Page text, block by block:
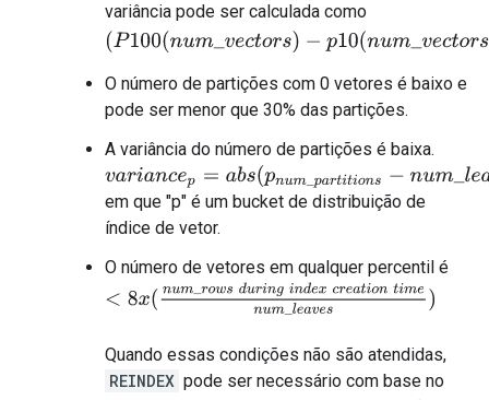
variância pode ser calculada como
(P100(num_ve ctors)−p10 nu m_ vectors) ∗(num_l
O número de partições com 0 vetores é baixo e
pode ser menor que 30% das partições.
A variância do número de partições é baixa.
variancep=a bs( pnum_parti ions−num _le aves∗ (pp
em que "p" é um bucket de distribuição de
índice de vetor.
O número de vetores em qualquer percentil é
<8 x(num_rows d uring in dex c reation t imen u
Quando essas condições não são atendidas,
REINDEX pode ser necessário com base no